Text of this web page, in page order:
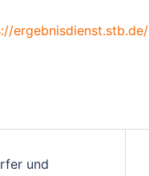
ergebnisdienst.stb.de/
und